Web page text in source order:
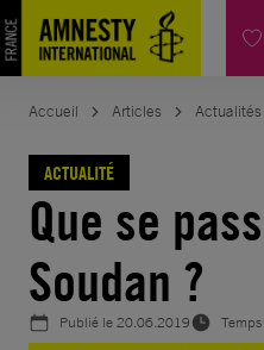
Aller
au
contenu
Accueil Articles Actualités
ACTUALITÉ
Que se
Soudan ?
Publié le20.06.2019